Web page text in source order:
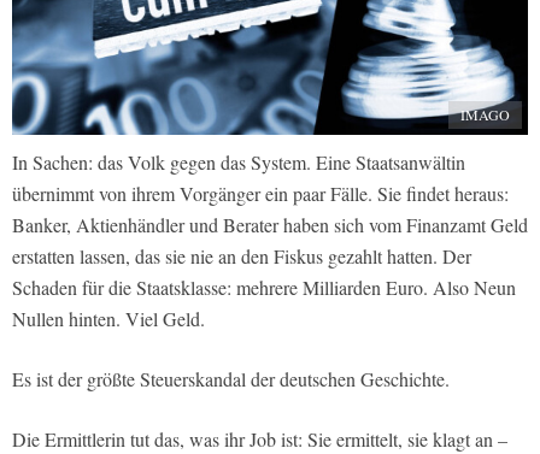
IMAGO
In Sachen: das Volk gegen das System. Eine Staatsanwältin
übernimmt von ihrem Vorgänger ein paar Fälle. Sie findet heraus:
Banker, Aktienhändler und Berater haben sich vom Finanzamt Geld
erstatten lassen, das sie nie an den Fiskus gezahlt hatten. Der
Schaden für die Staatsklasse: mehrere Milliarden Euro. Also Neun
Nullen hinten. Viel Geld.
Es ist der größte Steuerskandal der deutschen Geschichte.
Die Ermittlerin tut das, was ihr Job ist: Sie ermittelt, sie klagt an –